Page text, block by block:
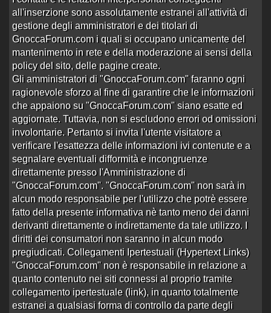
26/05/16
Aylla Gattina Castelfranco Veneto
Aperto dabisex73alle 12:52 del 12/09/13
3 risposte
21457 visite
Ultima rispostadashoterinRe:Aylla Gattina
Castelfra…alle 02:05 del 24/05/16
Gabriella Montebelluna e Castelfranco
Aperto da bisex73alle 19:24 del 09/10/15
2 risposte
15986 visite
Ultima rispostadamadrasin Re:Gabriella
Montebelluna …alle 14:52 del 14/10/15
Lola trans con labbra da ventosa
Aperto daviagra12alle 18:58 del 01/12/14
3 risposte
21548 visite
Ultima rispostadatrinità return
trans con labbra d…alle 19:31 del 01/12/14
Thays muneratti
Aperto daTranslover alle 16:43 del 27/03/14
4 risposte
18075 visite
Ultima rispostada marougeinRe:Thays
muneratti alle 19:18 del 18/10/14
livia trans bella maiala hummmmmmmmm
Aperto dasexymanalle 00:51 del 22/01/14
9 risposte
22128 visite
Ultima rispostada in
Re:livia
trans bella maial…alle 21:52 del 11/04/14
all'inserzione sono assolutamente estranei all'attività di
gestione degli amministratori e dei titolari di
GnoccaForum.com i quali si occupano unicamente del
mantenimento in rete e della moderazione ai sensi della
policy del sito, delle pagine create.
Gli amministratori di "GnoccaForum.com" faranno ogni
ragionevole sforzo al fine di garantire che le informazioni
che appaiono su "GnoccaForum.com" siano esatte ed
aggiornate. Tuttavia, non si escludono errori od omissioni
involontarie. Pertanto si invita l'utente visitatore a
verificare l'esattezza delle informazioni ivi contenute e a
segnalare eventuali difformità e incongruenze
direttamente presso l'Amministrazione di
"GnoccaForum.com". "GnoccaForum.com" non sarà in
alcun modo responsabile per l'utilizzo che potrè essere
fatto della presente informativa nè tanto meno dei danni
derivanti direttamente o indirettamente da tale utilizzo. I
diritti dei consumatori non saranno in alcun modo
pregiudicati. Collegamenti Ipertestuali (Hypertext Links)
"GnoccaForum.com" non è responsabile in relazione a
quanto contenuto nei siti connessi al proprio tramite
collegamento ipertestuale (link), in quanto totalmente
estranei a qualsiasi forma di controllo da parte degli